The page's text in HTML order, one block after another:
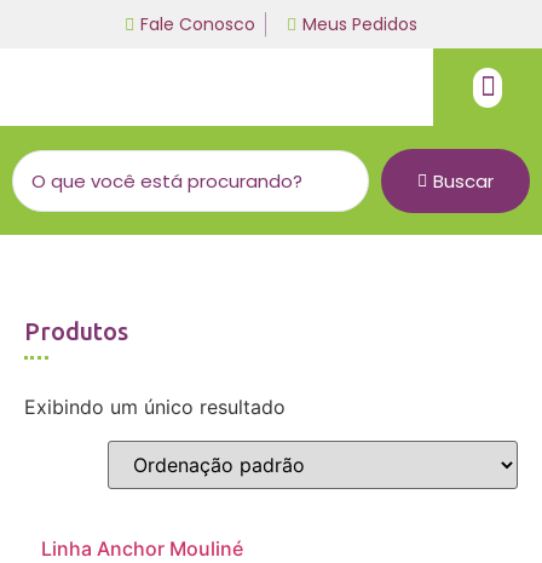
Fale Conosco Meus Pedidos
Buscar
Produtos
Exibindo um único resultado
Linha Anchor Mouliné